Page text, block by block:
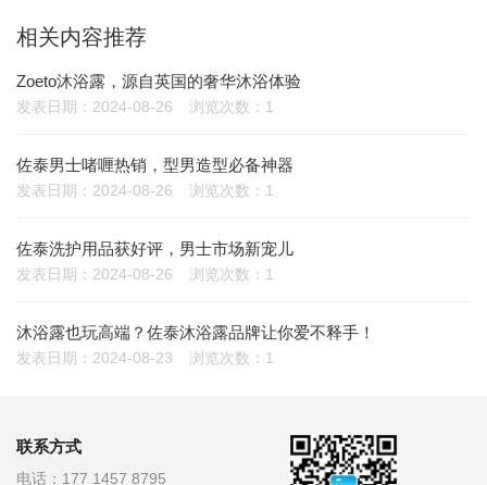
相关内容推荐
Zoeto沐浴露，源自英国的奢华沐浴体验
发表日期：2024-08-26 浏览次数：1
佐泰男士啫喱热销，型男造型必备神器
发表日期：2024-08-26 浏览次数：1
佐泰洗护用品获好评，男士市场新宠儿
发表日期：2024-08-26 浏览次数：1
沐浴露也玩高端？佐泰沐浴露品牌让你爱不释手！
发表日期：2024-08-23 浏览次数：1
联系方式
电话： 177 1457 8795